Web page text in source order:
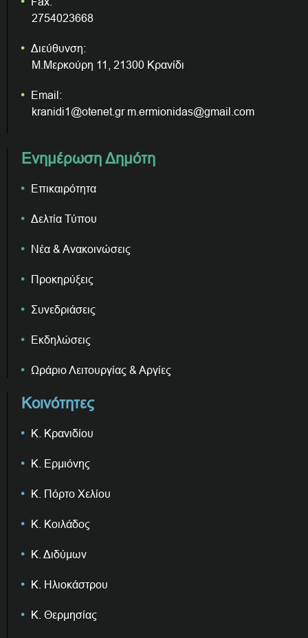
2754023668
Διεύθυνση:
Μ.Μερκούρη 11, 21300 Κρανίδι
Email:
kranidi1@otenet.gr m.ermionidas@gmail.com
Ενημέρωση Δημότη
Επικαιρότητα
Δελτία Τύπου
Νέα & Ανακοινώσεις
Προκηρύξεις
Συνεδριάσεις
Εκδηλώσεις
Ωράριο Λειτουργίας & Αργίες
Κοινότητες
Κ. Κρανιδίου
Κ. Ερμιόνης
Κ. Πόρτο Χελίου
Κ. Κοιλάδος
Κ. Διδύμων
Κ. Ηλιοκάστρου
Κ. Θερμησίας